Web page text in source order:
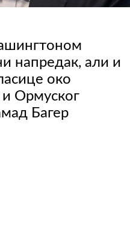
напредак, али и
око
Ормуског
Багер